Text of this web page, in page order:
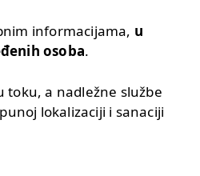
informacijama, u
osoba.
toku, a nadležne službe
lokalizaciji i sanaciji